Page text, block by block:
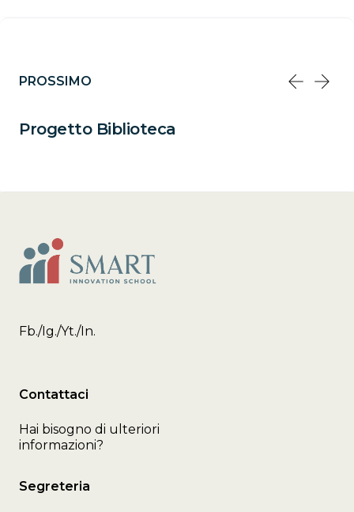
PROSSIMO
Progetto Biblioteca
Fb./Ig./Yt./In.
Contattaci
Hai bisogno di ulteriori
informazioni?
Segreteria